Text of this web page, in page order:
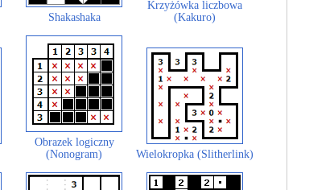
Shakashaka
Krzyżówka liczbowa
(Kakuro)
Obrazek logiczny
(Nonogram)
Wielokropka (Slitherlink)